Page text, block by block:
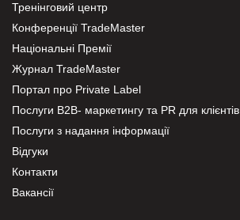
Тренінговий центр
Конференції TradeMaster
Національні Премії
Журнал TradeMaster
Портал про Private Label
Послуги В2В- маркетингу та PR для клієнтів
Послуги з надання інформації
Відгуки
Контакти
Вакансії